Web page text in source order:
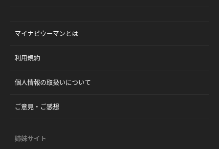
マイナビウーマンとは
利用規約
個人情報の取扱いについて
ご意見・ご感想
姉妹サイト